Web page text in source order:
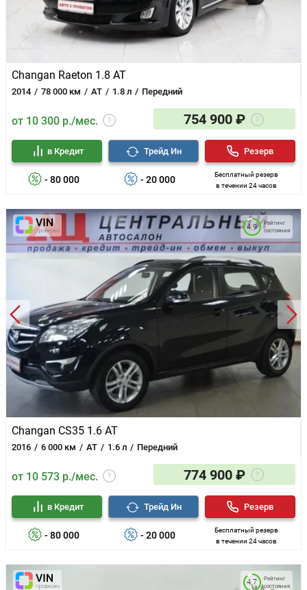
Changan Raeton 1.8 AT
2014 78 000 км AT 1.8 л Передний
от 10 300 р./мес. 754 900 ₽
- 80 000
в Кредит
- 20 000
Трейд Ин
Бесплатный резерв
в течении 24 часов
Резерв
Changan CS35 1.6 AT
2016 6 000 км AT 1.6 л Передний
Рейтинг
состояния
4.9
от 10 573 р./мес. 774 900 ₽
- 80 000
в Кредит
- 20 000
Трейд Ин
Бесплатный резерв
в течении 24 часов
Резерв
Рейтинг
состояния
4.7